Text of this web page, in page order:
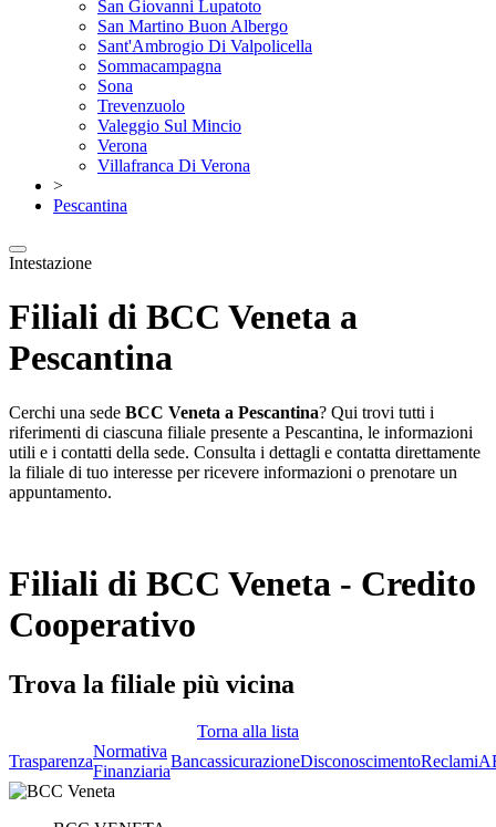
San Giovanni Lupatoto
San Martino Buon Albergo
Sant'Ambrogio Di Valpolicella
Sommacampagna
Sona
Trevenzuolo
Valeggio Sul Mincio
Verona
Villafranca Di Verona
>
Pescantina
Intestazione
Filiali di BCC Veneta a
Pescantina
Cerchi una sede BCC Veneta a Pescantina? Qui trovi tutti i
riferimenti di ciascuna filiale presente a Pescantina, le informazioni
utili e i contatti della sede. Consulta i dettagli e contatta direttamente
la filiale di tuo interesse per ricevere informazioni o prenotare un
appuntamento.
Filiali di BCC Veneta - Credito
Cooperativo
Trova la filiale più vicina
Torna alla lista
Trasparenza
Normativa
Finanziaria
BancassicurazioneDisconoscimentoReclami